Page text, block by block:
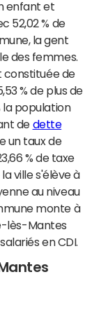
enfant et
52,02 % de
la gent
des femmes.
constituée de
% de plus de
la population
de dette
un taux de
% de taxe
ville s'élève à
au niveau
monte à
lès-Mantes
en CDI.